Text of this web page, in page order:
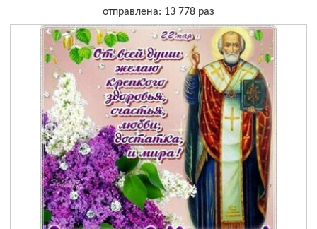
отправлена: 13 778 раз